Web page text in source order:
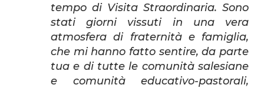
tempo di Visita Straordinaria. Sono
stati giorni vissuti in una vera
atmosfera di fraternità e famiglia,
che mi hanno fatto sentire, da parte
tua e di tutte le comunità salesiane
e comunità educativo-pastorali,